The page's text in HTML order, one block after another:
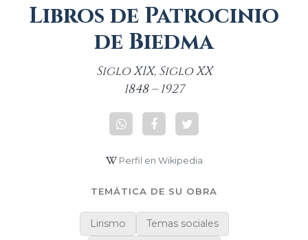
Libros de Patrocinio
de Biedma
Siglo XIX, Siglo XX
1848 – 1927
Perfil en Wikipedia
TEMÁTICA DE SU OBRA
Lirismo
Temas sociales